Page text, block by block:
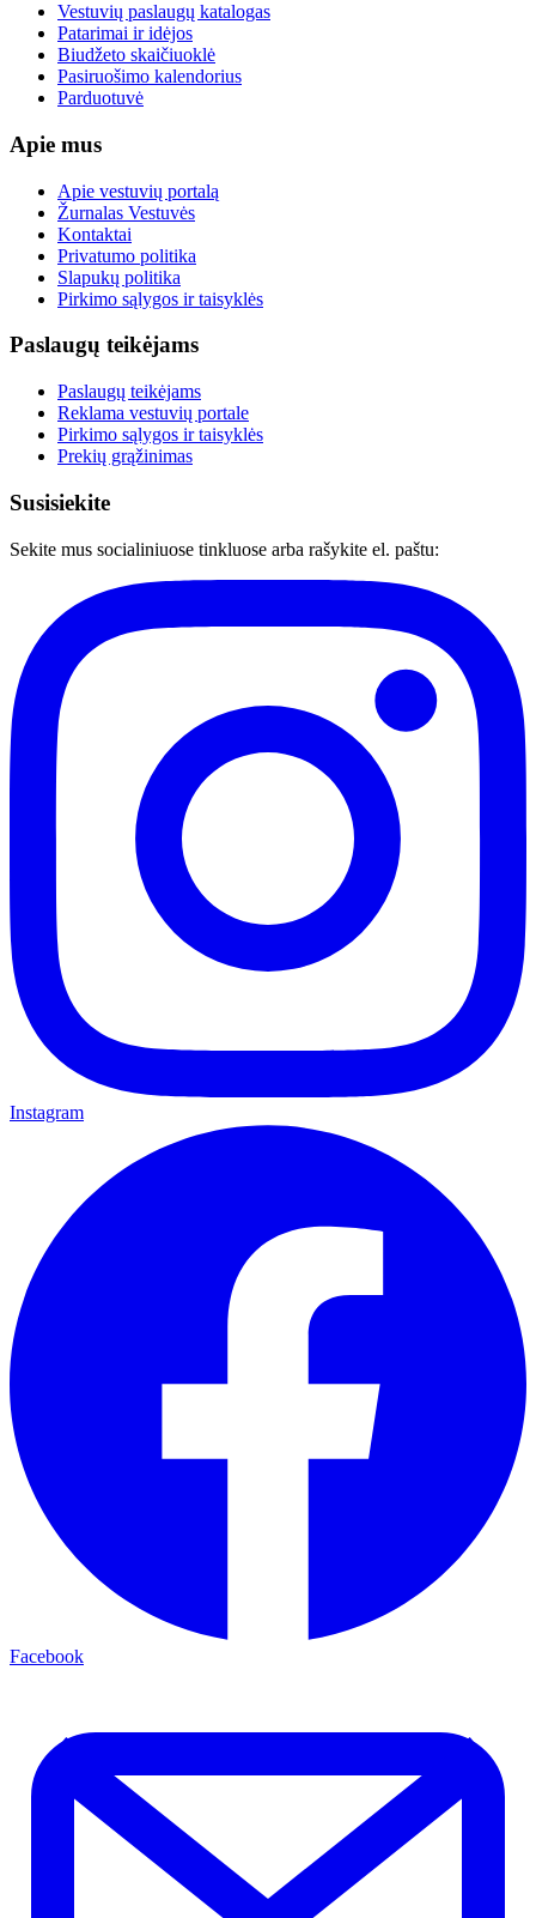
Vestuvių paslaugų katalogas
Patarimai ir idėjos
Biudžeto skaičiuoklė
Pasiruošimo kalendorius
Parduotuvė
Apie mus
Apie vestuvių portalą
Žurnalas Vestuvės
Kontaktai
Privatumo politika
Slapukų politika
Pirkimo sąlygos ir taisyklės
Paslaugų teikėjams
Paslaugų teikėjams
Reklama vestuvių portale
Pirkimo sąlygos ir taisyklės
Prekių grąžinimas
Susisiekite
Sekite mus socialiniuose tinkluose arba rašykite el. paštu:
Instagram
Facebook